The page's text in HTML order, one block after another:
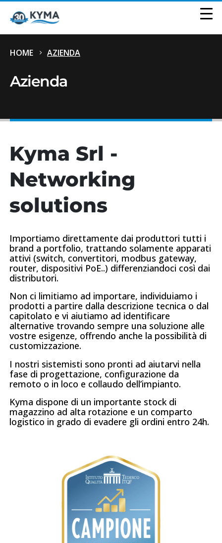
HOME AZIENDA
Azienda
Kyma Srl -
Networking
solutions
Importiamo direttamente dai produttori tutti i
brand a portfolio, trattando solamente apparati
attivi (switch, convertitori, modbus gateway,
router, dispositivi PoE..) differenziandoci così dai
distributori.
Non ci limitiamo ad importare, individuiamo i
prodotti a partire dalla descrizione tecnica o dal
capitolato e vi aiutiamo ad identificare
alternative trovando sempre una soluzione alle
vostre esigenze, offrendo anche la possibilità di
customizzazione.
I nostri sistemisti sono pronti ad aiutarvi nella
fase di progettazione, configurazione da
remoto o in loco e collaudo dell’impianto.
Kyma dispone di un importante stock di
magazzino ad alta rotazione e un comparto
logistico in grado di evadere gli ordini entro 24h.